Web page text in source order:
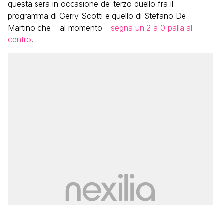
questa sera in occasione del terzo duello fra il
programma di Gerry Scotti e quello di Stefano De
Martino che – al momento – segna un 2 a 0 palla al
centro.